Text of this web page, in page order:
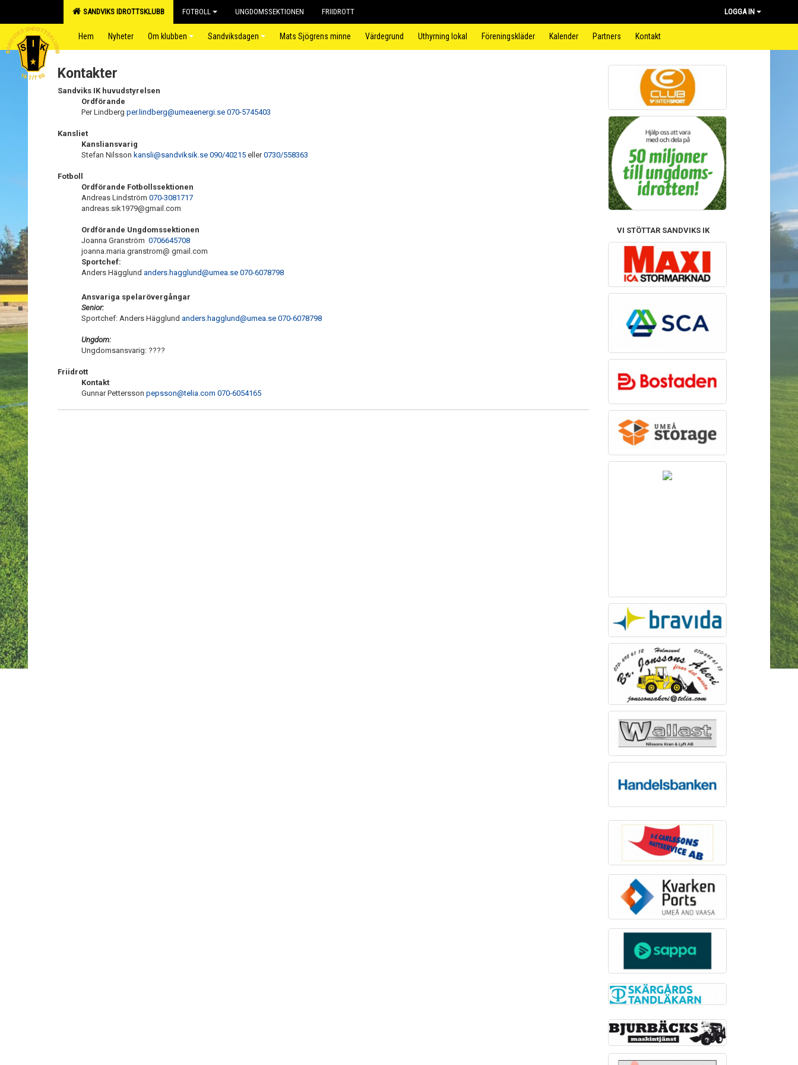
SANDVIKS IDROTTSKLUBB FOTBOLL UNGDOMSSEKTIONEN FRIIDROTT LOGGA IN
Hem Nyheter Om klubben Sandviksdagen Mats Sjögrens minne Värdegrund Uthyrning lokal Föreningskläder Kalender Partners Kontakt
Kontakter
Sandviks IK huvudstyrelsen
Ordförande
Per Lindberg per.lindberg@umeaenergi.se 070-5745403
Kansliet
Kansliansvarig
Stefan Nilsson kansli@sandviksik.se 090/40215 eller0730/558363
Fotboll
Ordförande Fotbollssektionen
Andreas Lindström 070-3081717
andreas.sik1979@gmail.com
Ordförande Ungdomssektionen
Joanna Granström 0706645708
joanna.maria.granstrom@ gmail.com
Sportchef:
Anders Hägglund anders.hagglund@umea.se 070-6078798
Ansvariga spelarövergångar
Senior:
Sportchef: Anders Hägglund anders.hagglund@umea.se 070-6078798
Ungdom:
Ungdomsansvarig: ????
Friidrott
Kontakt
Gunnar Pettersson pepsson@telia.com 070-6054165
VI STÖTTAR SANDVIKS IK